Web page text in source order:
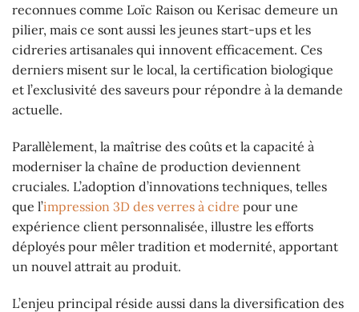
reconnues comme Loïc Raison ou Kerisac demeure un
pilier, mais ce sont aussi les jeunes start-ups et les
cidreries artisanales qui innovent efficacement. Ces
derniers misent sur le local, la certification biologique
et l’exclusivité des saveurs pour répondre à la demande
actuelle.
Parallèlement, la maîtrise des coûts et la capacité à
moderniser la chaîne de production deviennent
cruciales. L’adoption d’innovations techniques, telles
que l’impression 3D des verres à cidre pour une
expérience client personnalisée, illustre les efforts
déployés pour mêler tradition et modernité, apportant
un nouvel attrait au produit.
L’enjeu principal réside aussi dans la diversification des